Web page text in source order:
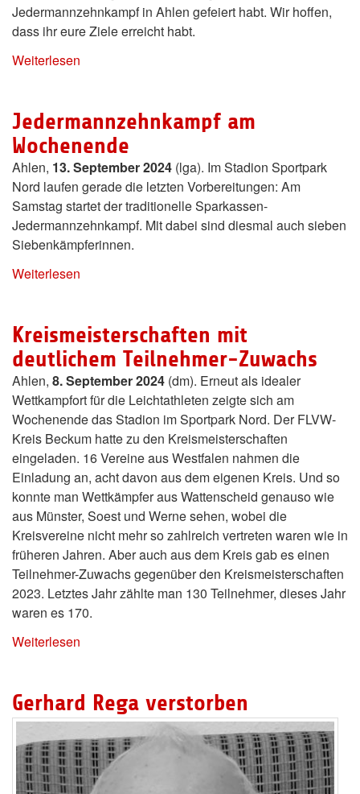
Jedermannzehnkampf in Ahlen gefeiert habt. Wir hoffen,
dass ihr eure Ziele erreicht habt.
Weiterlesen
Jedermannzehnkampf am
Wochenende
Ahlen, 13. September 2024 (lga). Im Stadion Sportpark
Nord laufen gerade die letzten Vorbereitungen: Am
Samstag startet der traditionelle Sparkassen-
Jedermannzehnkampf. Mit dabei sind diesmal auch sieben
Siebenkämpferinnen.
Weiterlesen
Kreismeisterschaften mit
deutlichem Teilnehmer-Zuwachs
Ahlen, 8. September 2024 (dm). Erneut als idealer
Wettkampfort für die Leichtathleten zeigte sich am
Wochenende das Stadion im Sportpark Nord. Der FLVW-
Kreis Beckum hatte zu den Kreismeisterschaften
eingeladen. 16 Vereine aus Westfalen nahmen die
Einladung an, acht davon aus dem eigenen Kreis. Und so
konnte man Wettkämpfer aus Wattenscheid genauso wie
aus Münster, Soest und Werne sehen, wobei die
Kreisvereine nicht mehr so zahlreich vertreten waren wie in
früheren Jahren. Aber auch aus dem Kreis gab es einen
Teilnehmer-Zuwachs gegenüber den Kreismeisterschaften
2023. Letztes Jahr zählte man 130 Teilnehmer, dieses Jahr
waren es 170.
Weiterlesen
Gerhard Rega verstorben